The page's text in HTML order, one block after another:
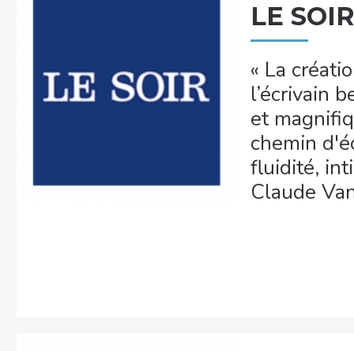
LE SOIR
« La
l’écrivain
et
chemin
fluidité,
Claude